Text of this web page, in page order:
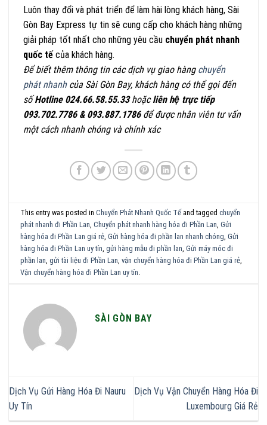
Luôn thay đổi và phát triển để làm hài lòng khách hàng, Sài
Gòn Bay Express tự tin sẽ cung cấp cho khách hàng những
giải pháp tốt nhất cho những yêu cầu chuyển phát nhanh
quốc tếcủa khách hàng.
Để biết thêm thông tin các dịch vụ giao hàng chuyển
phát nhanhcủa Sài Gòn Bay, khách hàng có thể gọi đến
sốHotline 024.66.58.55.33hoặcliên hệ trực tiếp
093.702.7786 & 093.887.1786để được nhân viên tư vấn
một cách nhanh chóng và chính xác
This entry was posted inChuyển Phát Nhanh Quốc Tế and taggedchuyển
phát nhanh đi Phần Lan,Chuyển phát nhanh hàng hóa đi Phần Lan,Gửi
hàng hóa đi Phần Lan giá rẻ,Gửi hàng hóa đi phần lan nhanh chóng,Gửi
hàng hóa đi Phần Lan uy tín,gửi hàng mẫu đi phần lan,Gửi máy móc đi
phần lan,gửi tài liệu đi Phần Lan,vận chuyển hàng hóa đi Phần Lan giá rẻ,
Vận chuyển hàng hóa đi Phần Lan uy tín.
SÀI GÒN BAY
Dịch Vụ Gửi Hàng Hóa Đi Nauru
Uy Tín
Dịch Vụ Vận Chuyển Hàng Hóa Đi
Luxembourg Giá Rẻ